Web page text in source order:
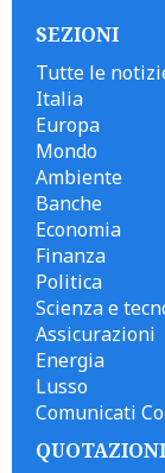
SEZIONI
Tutte le
Italia
Europa
Mondo
Ambiente
Banche
Economia
Finanza
Politica
Scienza e
Assicurazioni
Energia
Lusso
Comunicati
QUOTAZIONI